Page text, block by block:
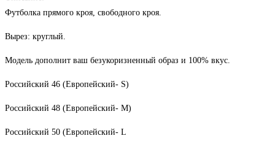
Футболка прямого кроя, свободного кроя.
Вырез: круглый.
Модель дополнит ваш безукоризненный образ и 100% вкус.
Российский 46 (Европейский- S)
Российский 48 (Европейский- M)
Российский 50 (Европейский- L